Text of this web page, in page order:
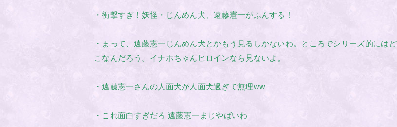
・衝撃すぎ！妖怪・じんめん犬、遠藤憲一がふんする！
・まって、遠藤憲一じんめん犬とかもう見るしかないわ。ところでシリーズ的にはど
こなんだろう。イナホちゃんヒロインなら見ないよ。
・遠藤憲一さんの人面犬が人面犬過ぎて無理ww
・これ面白すぎだろ 遠藤憲一まじやばいわ